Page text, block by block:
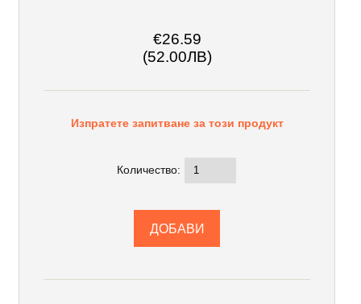
€26.59
(52.00ЛВ)
Изпратете запитване за този продукт
Количество: